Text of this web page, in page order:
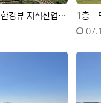
산업센터 파격조건 전매
등록자
1층
등